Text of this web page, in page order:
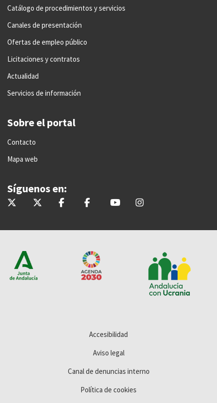
Catálogo de procedimientos y servicios
Canales de presentación
Ofertas de empleo público
Licitaciones y contratos
Actualidad
Servicios de información
Sobre el portal
Contacto
Mapa web
Síguenos en:
@InteriorJunta
@saludand@InteriorJunta@Saludandalucia
@Saludand@saludand
Accesibilidad
Aviso legal
Canal de denuncias interno
Política de cookies